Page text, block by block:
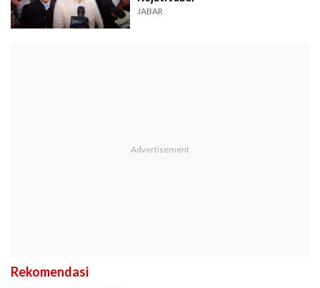
JABAR
Rekomendasi